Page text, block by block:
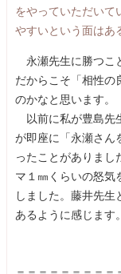
をやっていただいて
やすいという面はあ
永瀬先生に勝つこ
だからこそ「相性の
のかなと思います。
以前に私が豊島先
が即座に「永瀬さん
ったことがありまし
マ１㎜くらいの怒気
しました。藤井先
あるように感じます。